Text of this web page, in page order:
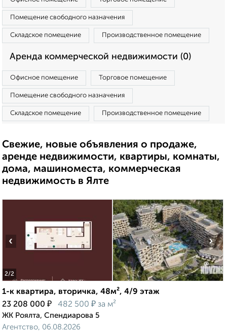
Помещение свободного назначения
Складское помещение Производственное помещение
Аренда коммерческой недвижимости (0)
Офисное помещение Торговое помещение
Помещение свободного назначения
Складское помещение Производственное помещение
Свежие, новые объявления о продаже,
аренде недвижимости, квартиры, комнаты,
дома, машиноместа, коммерческая
недвижимость в Ялте
2/2
‹ ›
1-к квартира, вторичка, 48м², 4/9 этаж
23 208 000 ₽ 482 500 ₽ за м²
ЖК Роялта, Спендиарова 5
Агентство, 06.08.2026